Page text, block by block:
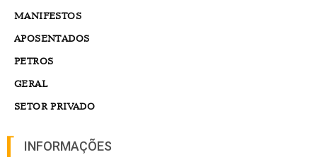
MANIFESTOS
APOSENTADOS
PETROS
GERAL
SETOR PRIVADO
INFORMAÇÕES